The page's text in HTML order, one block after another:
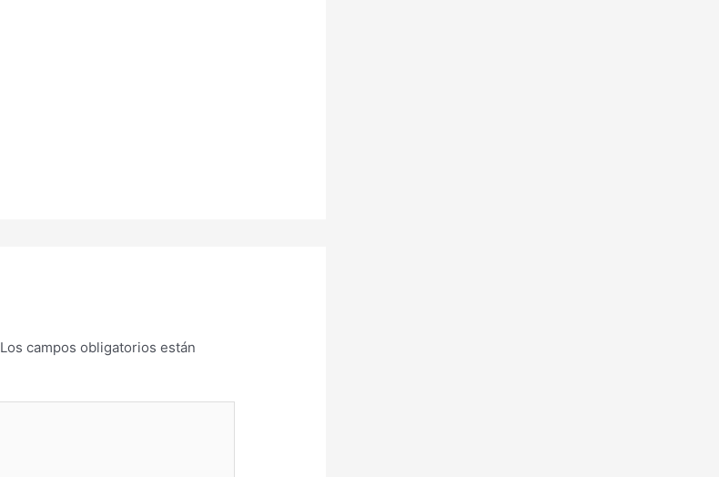
Los campos obligatorios están